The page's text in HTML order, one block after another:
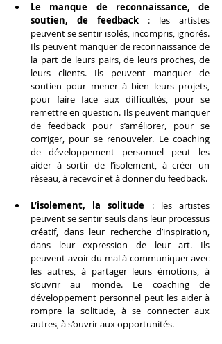
Le manque de reconnaissance, de
soutien, de feedback : les artistes
peuvent se sentir isolés, incompris, ignorés.
Ils peuvent manquer de reconnaissance de
la part de leurs pairs, de leurs proches, de
leurs clients. Ils peuvent manquer de
soutien pour mener à bien leurs projets,
pour faire face aux difficultés, pour se
remettre en question. Ils peuvent manquer
de feedback pour s’améliorer, pour se
corriger, pour se renouveler. Le coaching
de développement personnel peut les
aider à sortir de l’isolement, à créer un
réseau, à recevoir et à donner du feedback.
L’isolement, la solitude : les artistes
peuvent se sentir seuls dans leur processus
créatif, dans leur recherche d’inspiration,
dans leur expression de leur art. Ils
peuvent avoir du mal à communiquer avec
les autres, à partager leurs émotions, à
s’ouvrir au monde. Le coaching de
développement personnel peut les aider à
rompre la solitude, à se connecter aux
autres, à s’ouvrir aux opportunités.